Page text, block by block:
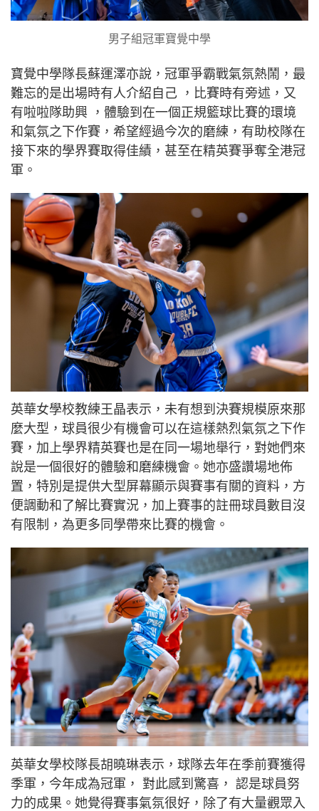
男子組冠軍寶覺中學
寶覺中學隊長蘇運澤亦說，冠軍爭霸戰氣氛熱鬧，最
難忘的是出場時有人介紹自己 ，比賽時有旁述，又
有啦啦隊助興 ，體驗到在一個正規籃球比賽的環境
和氣氛之下作賽，希望經過今次的磨練，有助校隊在
接下來的學界賽取得佳績，甚至在精英賽爭奪全港冠
軍。
英華女學校教練王晶表示，未有想到決賽規模原來那
麼大型，球員很少有機會可以在這樣熱烈氣氛之下作
賽，加上學界精英賽也是在同一場地舉行，對她們來
說是一個很好的體驗和磨練機會。她亦盛讚場地佈
置，特別是提供大型屏幕顯示與賽事有關的資料，方
便調動和了解比賽實況，加上賽事的註冊球員數目沒
有限制，為更多同學帶來比賽的機會。
英華女學校隊長胡曉琳表示，球隊去年在季前賽獲得
季軍，今年成為冠軍， 對此感到驚喜， 認是球員努
力的成果。她覺得賽事氣氛很好，除了有大量觀眾入